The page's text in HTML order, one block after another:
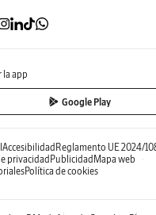
la app
Google Play
Accesibilidad Reglamento UE 2024/
privacidad Publicidad Mapa web
Política de cookies